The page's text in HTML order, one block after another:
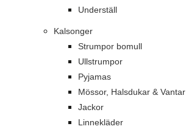
Underställ
Kalsonger
Strumpor bomull
Ullstrumpor
Pyjamas
Mössor, Halsdukar & Vantar
Jackor
Linnekläder